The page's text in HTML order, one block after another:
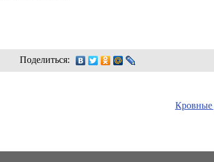
Поделиться:
Кровные